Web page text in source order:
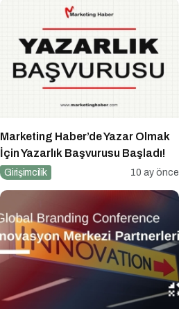
Marketing Haber’de Yazar Olmak
İçin Yazarlık Başvurusu Başladı!
Girişimcilik 10 ay önce